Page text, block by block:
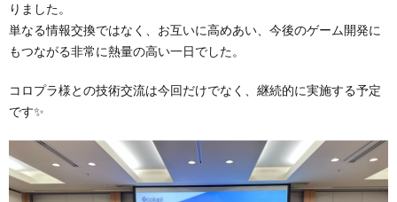
りました。
単なる情報交換ではなく、お互いに高めあい、今後のゲーム開発に
もつながる非常に熱量の高い一日でした。
コロプラ様との技術交流は今回だけでなく、継続的に実施する予定
です✨